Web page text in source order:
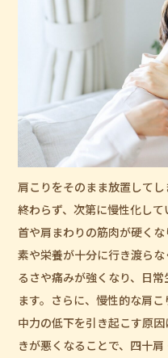
肩こりをそのまま放置して
終わらず、次第に慢性化して
首や肩まわりの筋肉が硬く
素や栄養が十分に行き渡ら
るさや痛みが強くなり、日
ます。さらに、慢性的な肩
中力の低下を引き起こす原
きが悪くなることで、四十